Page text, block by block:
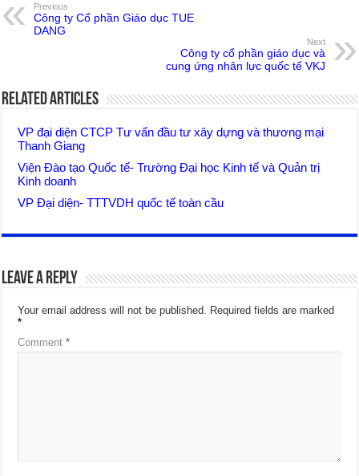
Previous
Công ty Cổ phần Giáo dục TUE
DANG
Next
Công ty cổ phần giáo dục và
cung ứng nhân lực quốc tế VKJ
Related Articles
VP đại diện CTCP Tư vấn đầu tư xây dựng và thương mại
Thanh Giang
Viện Đào tạo Quốc tế- Trường Đại học Kinh tế và Quản trị
Kinh doanh
VP Đại diện- TTTVDH quốc tế toàn cầu
Leave a Reply
Your email address will not be published. Required fields are marked
*
Comment*